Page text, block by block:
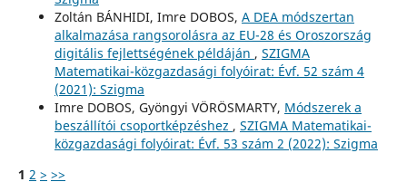
Zoltán BÁNHIDI, Imre DOBOS, A DEA módszertan
alkalmazása rangsorolásra az EU-28 és Oroszország
digitális fejlettségének példáján , SZIGMA
Matematikai-közgazdasági folyóirat: Évf. 52 szám 4
(2021): Szigma
Imre DOBOS, Gyöngyi VÖRÖSMARTY, Módszerek a
beszállítói csoportképzéshez , SZIGMA Matematikai-
közgazdasági folyóirat: Évf. 53 szám 2 (2022): Szigma
1 2 > >>